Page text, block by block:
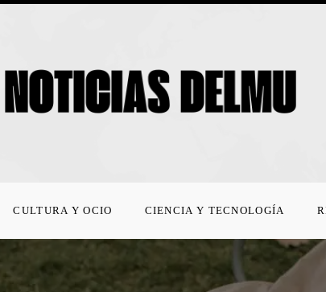
CULTURA Y OCIO CIENCIA Y TECNOLOGÍA